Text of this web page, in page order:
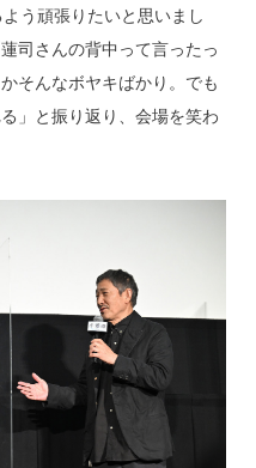
う頑張りたいと思いまし
司さんの背中って言ったっ
そんなボヤキばかり。でも
」と振り返り、会場を笑わ